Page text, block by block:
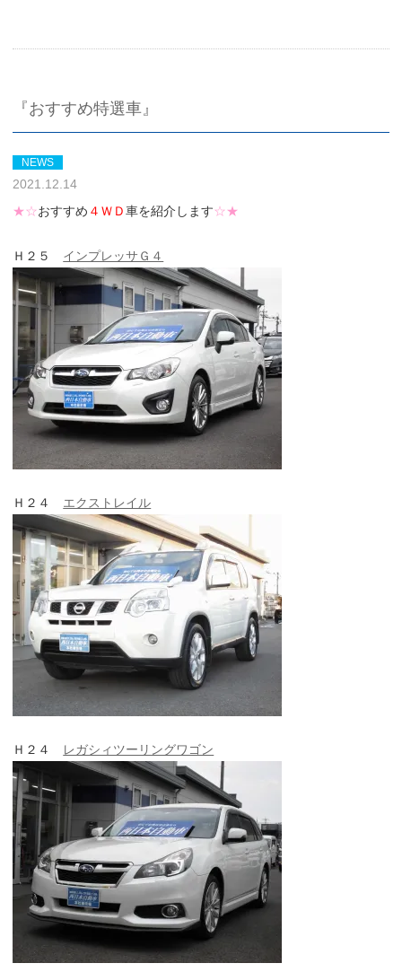
『おすすめ特選車』
NEWS
2021.12.14
★☆おすすめ ４ＷＤ車を紹介します☆★
Ｈ２５ インプレッサＧ４
Ｈ２４ エクストレイル
Ｈ２４ レガシィツーリングワゴン